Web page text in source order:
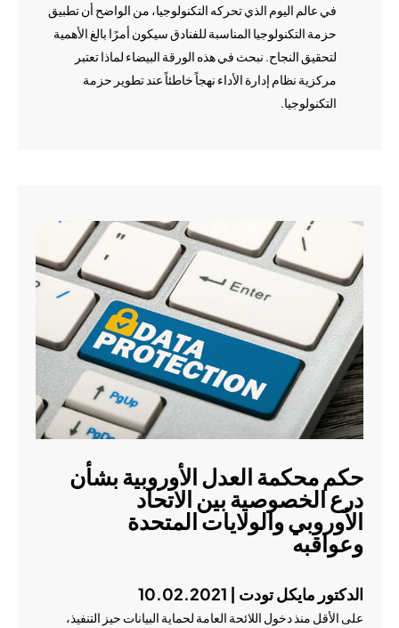
في عالم اليوم الذي تحركه التكنولوجيا، من الواضح أن تطبيق
حزمة التكنولوجيا المناسبة للفنادق سيكون أمرًا بالغ الأهمية
لتحقيق النجاح. نبحث في هذه الورقة البيضاء لماذا تعتبر
مركزية نظام إدارة الأداء نهجاً خاطئاً عند تطوير حزمة
التكنولوجيا.
حكم محكمة العدل الأوروبية بشأن
درع الخصوصية بين الاتحاد
الأوروبي والولايات المتحدة
وعواقبه
الدكتور مايكل تودت | 10.02.2021
على الأقل منذ دخول اللائحة العامة لحماية البيانات حيز التنفيذ،